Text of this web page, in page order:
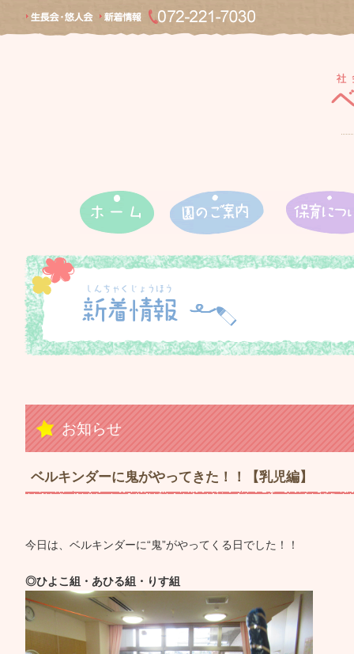
お知らせ
ベルキンダーに鬼がやってきた！！【乳児編】
今日は、ベルキンダーに“鬼”がやってくる日でした！！
◎ひよこ組・あひる組・りす組